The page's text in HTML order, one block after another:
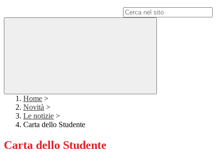
Home >
Novità >
Le notizie >
Carta dello Studente
Carta dello Studente